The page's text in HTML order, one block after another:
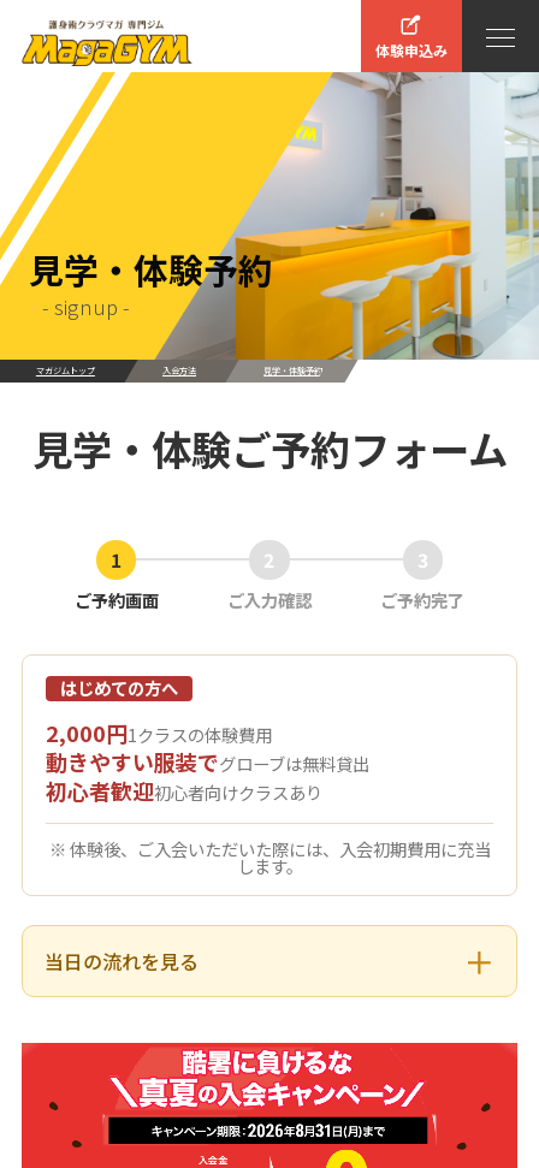
体験申込み
見学・体験予約
- signup -
マガジムトップ 入会方法 見学・体験予約
見学・体験ご予約フォーム
ご予約画面 ご入力確認 ご予約完了
はじめての方へ
2,000円1クラスの体験費用
動きやすい服装でグローブは無料貸出
初心者歓迎初心者向けクラスあり
※ 体験後、ご入会いただいた際には、入会初期費用に充当
します。
当日の流れを見る